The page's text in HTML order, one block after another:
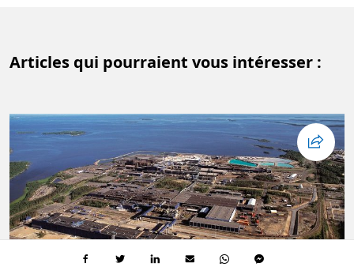
Articles qui pourraient vous intéresser :